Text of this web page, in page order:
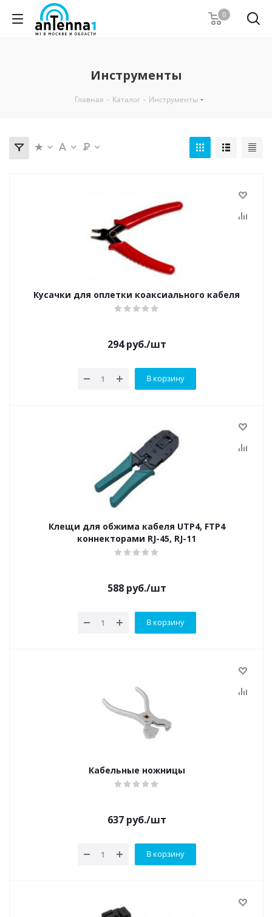
0
Инструменты
Главная - Каталог - Инструменты
Кусачки для оплетки коаксиального кабеля
294руб./шт
В корзину
Клещи для обжима кабеля UTP4, FTP4
коннекторами RJ-45, RJ-11
588руб./шт
В корзину
Кабельные ножницы
637руб./шт
В корзину